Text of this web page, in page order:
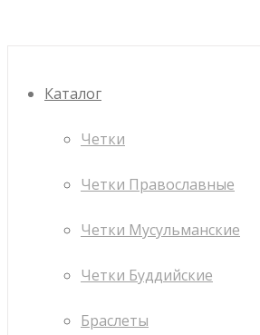
Каталог
Четки
Четки Православные
Четки Мусульманские
Четки Буддийские
Браслеты